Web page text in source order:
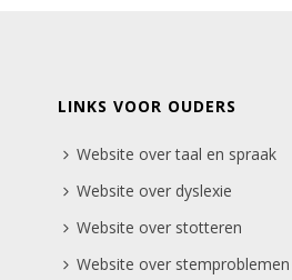
LINKS VOOR OUDERS
Website over taal en spraak
Website over dyslexie
Website over stotteren
Website over stemproblemen